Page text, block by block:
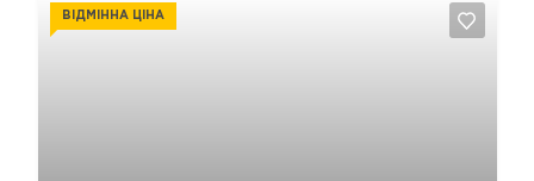
ВІДМІННА ЦІНА